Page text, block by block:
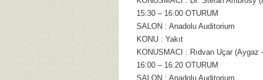
15:30 – 16:00 OTURUM
SALON : Anadolu Auditorium
KONU : Yakıt
KONUSMACI : Rıdvan Uçar (Aygaz
16:00 – 16:20 OTURUM
SALON : Anadolu Auditorium